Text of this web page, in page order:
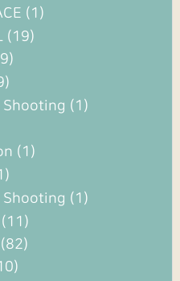
(1)
(19)
(1)
(1)
(1)
(11)
(82)